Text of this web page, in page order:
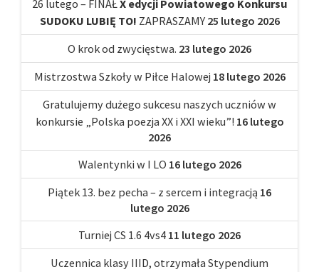
26 lutego – FINAŁ X edycji Powiatowego Konkursu
SUDOKU LUBIĘ TO! ZAPRASZAMY 25 lutego 2026
O krok od zwycięstwa. 23 lutego 2026
Mistrzostwa Szkoły w Piłce Halowej 18 lutego 2026
Gratulujemy dużego sukcesu naszych uczniów w
konkursie „Polska poezja XX i XXI wieku”! 16 lutego
2026
Walentynki w I LO 16 lutego 2026
Piątek 13. bez pecha – z sercem i integracją 16
lutego 2026
Turniej CS 1.6 4vs4 11 lutego 2026
Uczennica klasy IIID, otrzymała Stypendium